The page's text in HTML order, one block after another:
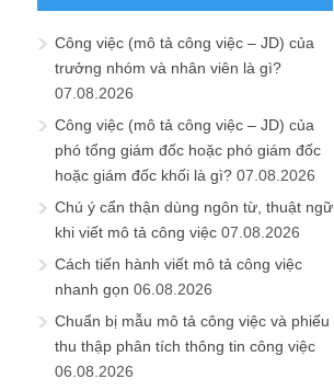
Công việc (mô tả công việc – JD) của
trưởng nhóm và nhân viên là gì?
07.08.2026
Công việc (mô tả công việc – JD) của
phó tổng giám đốc hoặc phó giám đốc
hoặc giám đốc khối là gì? 07.08.2026
Chú ý cẩn thận dùng ngôn từ, thuật ngữ
khi viết mô tả công việc 07.08.2026
Cách tiến hành viết mô tả công việc
nhanh gọn 06.08.2026
Chuẩn bị mẫu mô tả công việc và phiếu
thu thập phân tích thông tin công việc
06.08.2026